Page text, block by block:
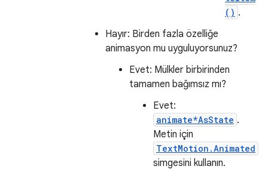
() .
Hayır: Birden fazla özelliğe
animasyon mu uyguluyorsunuz?
Evet: Mülkler birbirinden
tamamen bağımsız mı?
Evet:
animate*AsState .
Metin için
TextMotion.Animated
simgesini kullanın.